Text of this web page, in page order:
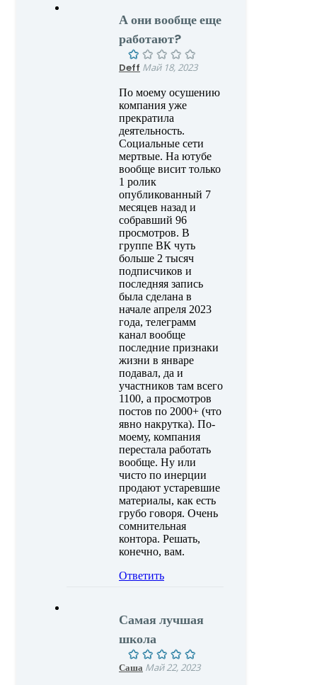
А они вообще еще
работают?
Deff Май 18, 2023
По моему осушению
компания уже
прекратила
деятельность.
Социальные сети
мертвые. На ютубе
вообще висит только
1 ролик
опубликованный 7
месяцев назад и
собравший 96
просмотров. В
группе ВК чуть
больше 2 тысяч
подписчиков и
последняя запись
была сделана в
начале апреля 2023
года, телеграмм
канал вообще
последние признаки
жизни в январе
подавал, да и
участников там всего
1100, а просмотров
постов по 2000+ (что
явно накрутка). По-
моему, компания
перестала работать
вообще. Ну или
чисто по инерции
продают устаревшие
материалы, как есть
грубо говоря. Очень
сомнительная
контора. Решать,
конечно, вам.
Ответить
Самая лучшая
школа
Саша Май 22, 2023